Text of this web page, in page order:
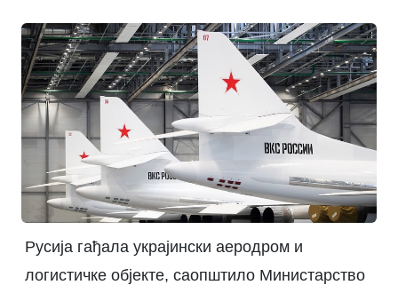
Русија гађала украјински аеродром и
логистичке објекте, саопштило Министарство